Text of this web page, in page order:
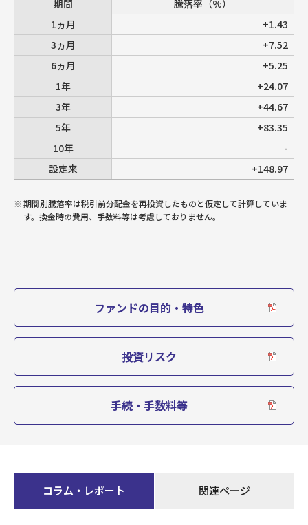
期間
1ヵ月
3ヵ月
6ヵ月
1年
3年
5年
10年
設定来
騰落率（%）
+1.43
+7.52
+5.25
+24.07
+44.67
+83.35
-
+148.97
※期間別騰落率は税引前分配金を再投資したものと仮定して計算していま
す。換金時の費用、手数料等は考慮しておりません。
ファンドの目的・特色
投資リスク
手続・手数料等
コラム・レポート 関連ページ